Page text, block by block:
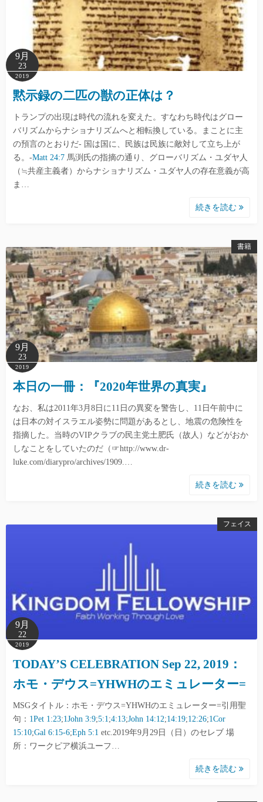
9月
23
2019
黙示録の二匹の獣の正体は？
トランプの出現は時代の流れを変えた。すなわち時代はグロー
バリズムからナショナリズムへと相転換している。まことに主
の預言のとおりだ- 国は国に、民族は民族に敵対して立ち上が
る。-Matt 24:7 馬渕氏の指摘の通り、グローバリズム・ユダヤ人
（≒共産主義者）からナショナリズム・ユダヤ人の存在意義が高
ま…
続きを読む
書籍
9月
23
2019
本日の一冊：『2020年世界の真実』
なお、私は2011年3月8日に11日の異変を警告し、11日午前中に
は日本の対イスラエル姿勢に問題があるとし、地震の危険性を
指摘した。当時のVIPクラブの民主党土肥氏（故人）などがおか
しなことをしていたのだ（☞http://www.dr-
luke.com/diarypro/archives/1909.…
続きを読む
フェイス
9月
22
2019
TODAY’S CELEBRATION Sep 22, 2019：
ホモ・デウス=YHWHのエミュレーター=
MSGタイトル：ホモ・デウス=YHWHのエミュレーター=引用聖
句： 1Pet 1:23;1John 3:9;5:1;4:13;John 14:12;14:19;12:26;1Cor
15:10;Gal 6:15-6;Eph 5:1 etc.2019年9月29日（日）のセレブ 場
所：ワークピア横浜ユーフ…
続きを読む